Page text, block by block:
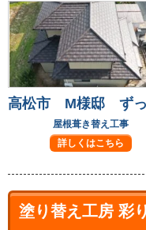
屋根葺き替え工事
詳しくはこちら
塗り替え工房 彩